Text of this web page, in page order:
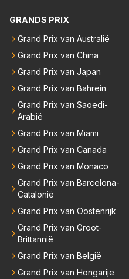
GRANDS PRIX
Grand Prix van Australië
Grand Prix van China
Grand Prix van Japan
Grand Prix van Bahrein
Grand Prix van Saoedi-
Arabië
Grand Prix van Miami
Grand Prix van Canada
Grand Prix van Monaco
Grand Prix van Barcelona-
Catalonië
Grand Prix van Oostenrijk
Grand Prix van Groot-
Brittannië
Grand Prix van België
Grand Prix van Hongarije